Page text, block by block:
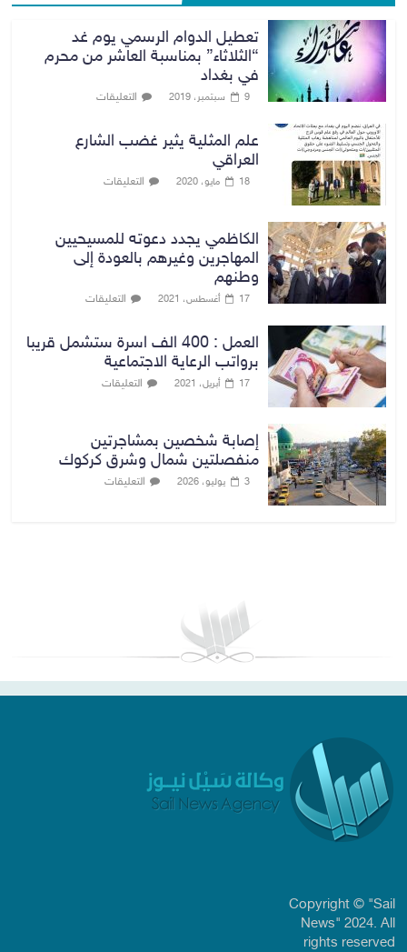
تعطيل الدوام الرسمي يوم غد
“الثلاثاء” بمناسبة العاشر من محرم
في بغداد
9 سبتمبر، 2019 التعليقات
علم المثلية يثير غضب الشارع
العراقي
18 مايو، 2020 التعليقات
الكاظمي يجدد دعوته للمسيحيين
المهاجرين وغيرهم بالعودة إلى
وطنهم
17 أغسطس، 2021 التعليقات
العمل : 400 الف اسرة ستشمل قريبا
برواتب الرعاية الاجتماعية
17 أبريل، 2021 التعليقات
إصابة شخصين بمشاجرتين
منفصلتين شمال وشرق كركوك
3 يوليو، 2026 التعليقات
Copyright © "Sail
News" 2024. All
rights reserved